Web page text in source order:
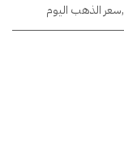
,سعر الذهب اليوم